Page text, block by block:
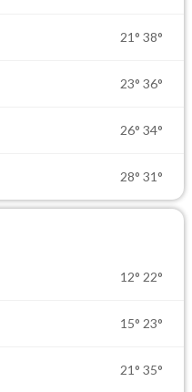
21° 38°
23° 36°
26° 34°
28° 31°
12° 22°
15° 23°
21° 35°